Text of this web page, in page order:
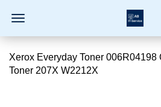
Xerox Everyday Toner 006R04198
Toner 207X W2212X